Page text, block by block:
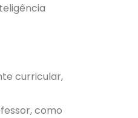
curricular,
como